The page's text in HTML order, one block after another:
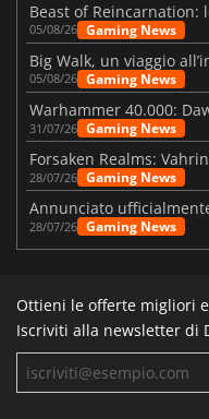
05/08/26 Gaming News
Big Walk, un viaggio
05/08/26 Gaming News
31/07/26 Gaming News
28/07/26 Gaming News
28/07/26 Gaming News
Ottieni le offerte migliori
Iscriviti alla newsletter di